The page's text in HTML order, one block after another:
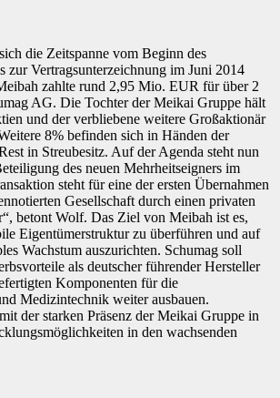
die Zeitspanne vom Beginn des
zur Vertragsunterzeichnung im Juni 2014
zahlte rund 2,95 Mio. EUR für über 2
AG. Die Tochter der Meikai Gruppe hält
und der verbliebene weitere Großaktionär
8% befinden sich in Händen der
in Streubesitz. Auf der Agenda steht nun
des neuen Mehrheitseigners im
steht für eine der ersten Übernahmen
Gesellschaft durch einen privaten
betont Wolf. Das Ziel von Meibah ist es,
Eigentümerstruktur zu überführen und auf
Wachstum auszurichten. Schumag soll
als deutscher führender Hersteller
Komponenten für die
Medizintechnik weiter ausbauen.
der starken Präsenz der Meikai Gruppe in
in den wachsenden